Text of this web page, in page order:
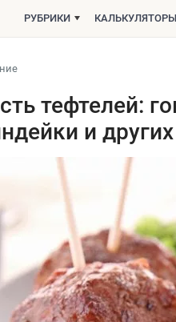
РУБРИКИ КАЛЬКУЛЯТОРЫ
тефтелей:
и других